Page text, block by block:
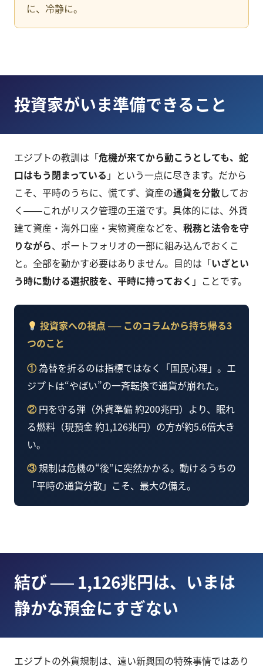
に、冷静に。
投資家がいま準備できること
エジプトの教訓は「危機が来てから動こうとしても、蛇
口はもう閉まっている 」という一点に尽きます。だから
こそ、平時のうちに、慌てず、資産の通貨を分散してお
く――これがリスク管理の王道です。具体的には、外貨
建て資産・海外口座・実物資産などを、 税務と法令を守
りながら、ポートフォリオの一部に組み込んでおくこ
と。全部を動かす必要はありません。目的は「いざとい
う時に動ける選択肢を、平時に持っておく 」ことです。
投資家への視点 ── このコラムから持ち帰る3
つのこと
①為替を折るのは指標ではなく「国民心理」。エ
ジプトは“やばい”の一斉転換で通貨が崩れた。
②円を守る弾（外貨準備 約200兆円）より、眠れ
る燃料（現預金 約1,126兆円）の方が約5.6倍大き
い。
③規制は危機の“後”に突然かかる。動けるうちの
「平時の通貨分散」こそ、最大の備え。
結び ── 1,126兆円は、いまは
静かな預金にすぎない
エジプトの外貨規制は、遠い新興国の特殊事情ではあり